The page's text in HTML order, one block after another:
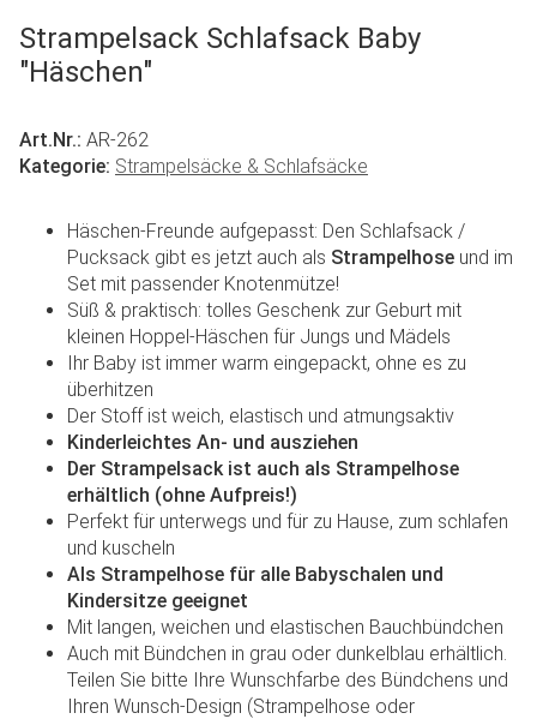
Strampelsack Schlafsack Baby
"Häschen"
Art.Nr.: AR-262
Kategorie: Strampelsäcke & Schlafsäcke
Häschen-Freunde aufgepasst: Den Schlafsack /
Pucksack gibt es jetzt auch als Strampelhose und im
Set mit passender Knotenmütze!
Süß & praktisch: tolles Geschenk zur Geburt mit
kleinen Hoppel-Häschen für Jungs und Mädels
Ihr Baby ist immer warm eingepackt, ohne es zu
überhitzen
Der Stoff ist weich, elastisch und atmungsaktiv
Kinderleichtes An- und ausziehen
Der Strampelsack ist auch als Strampelhose
erhältlich (ohne Aufpreis!)
Perfekt für unterwegs und für zu Hause, zum schlafen
und kuscheln
Als Strampelhose für alle Babyschalen und
Kindersitze geeignet
Mit langen, weichen und elastischen Bauchbündchen
Auch mit Bündchen in grau oder dunkelblau erhältlich.
Teilen Sie bitte Ihre Wunschfarbe des Bündchens und
Ihren Wunsch-Design (Strampelhose oder